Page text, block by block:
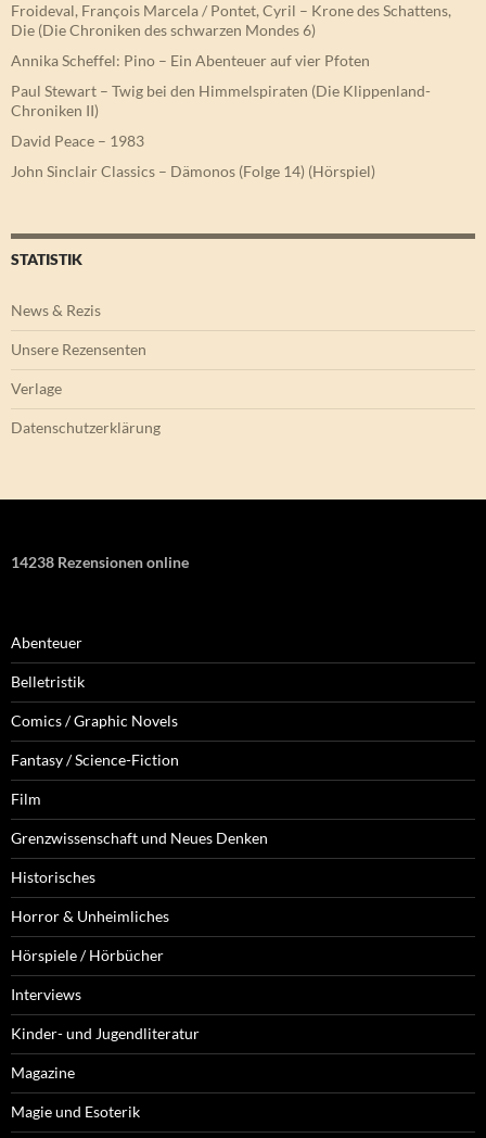
Froideval, François Marcela / Pontet, Cyril – Krone des Schattens,
Die (Die Chroniken des schwarzen Mondes 6)
Annika Scheffel: Pino – Ein Abenteuer auf vier Pfoten
Paul Stewart – Twig bei den Himmelspiraten (Die Klippenland-
Chroniken II)
David Peace – 1983
John Sinclair Classics – Dämonos (Folge 14) (Hörspiel)
STATISTIK
News & Rezis
Unsere Rezensenten
Verlage
Datenschutzerklärung
14238 Rezensionen online
Abenteuer
Belletristik
Comics / Graphic Novels
Fantasy / Science-Fiction
Film
Grenzwissenschaft und Neues Denken
Historisches
Horror & Unheimliches
Hörspiele / Hörbücher
Interviews
Kinder- und Jugendliteratur
Magazine
Magie und Esoterik